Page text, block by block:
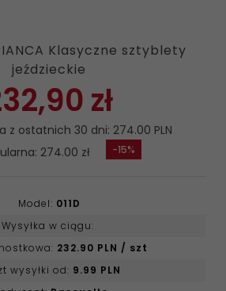
Klasyczne sztyblety
jeździeckie
-15%
90 zł
z ostatnich 30 dni: 274.00 PLN
274.00 zł
Model: 011D
Wysyłka w ciągu:
232.90 PLN / szt
wysyłki od: 9.99 PLN